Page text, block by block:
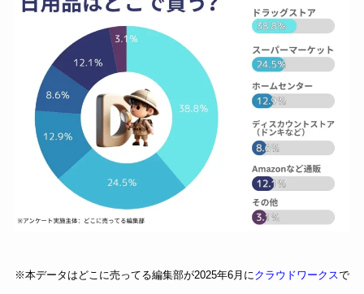
※本データはどこに売ってる編集部が2025年6月にクラウドワークスで